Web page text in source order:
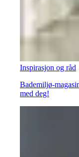
Inspirasjon og råd
Bademiljø-
med deg!